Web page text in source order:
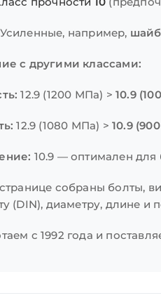
Усиленные, например,
с другими классами:
12.9 (1200 МПа) > 10.9
12.9 (1080 МПа) > 10.9
10.9 — оптимален для
собраны болты,
(DIN), диаметру, длине и
с 1992 года и